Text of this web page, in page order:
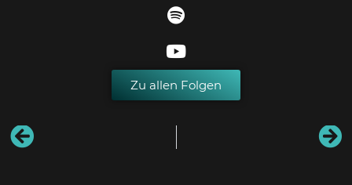
Zu allen Folgen